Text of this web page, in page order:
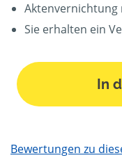
Aktenvernichtung
Sie erhalten ein
In
Bewertungen zu